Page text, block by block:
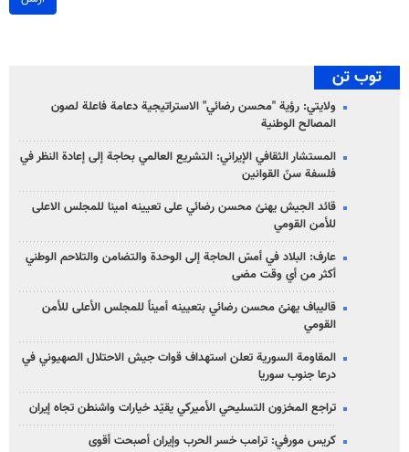
توب تن
ولايتي: رؤية "محسن رضائي" الاستراتيجية دعامة فاعلة لصون
المصالح الوطنية
المستشار الثقافي الإيراني: التشريع العالمي بحاجة إلى إعادة النظر في
فلسفة سنّ القوانين
قائد الجيش يهنئ محسن رضائي على تعيينه امينا للمجلس الاعلى
للأمن القومي
عارف: البلاد في أمسّ الحاجة إلى الوحدة والتضامن والتلاحم الوطني
أكثر من أي وقت مضى
قاليباف يهنئ محسن رضائي بتعيينه أميناً للمجلس الأعلى للأمن
القومي
المقاومة السورية تعلن استهداف قوات جيش الاحتلال الصهيوني في
درعا جنوب سوريا
تراجع المخزون التسليحي الأميركي يقيّد خيارات واشنطن تجاه إيران
كريس مورفي: ترامب خسر الحرب وإيران أصبحت أقوى